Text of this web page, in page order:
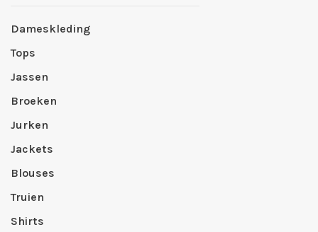
Dameskleding
Tops
Jassen
Broeken
Jurken
Jackets
Blouses
Truien
Shirts